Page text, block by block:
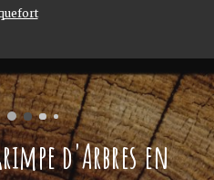
d'Arbres en